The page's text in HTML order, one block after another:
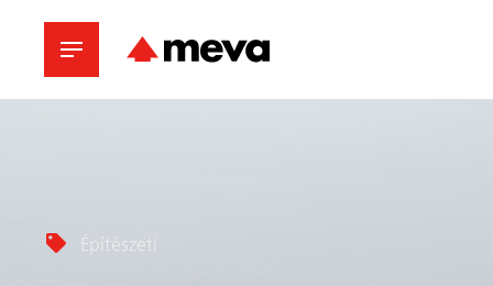
Építészeti